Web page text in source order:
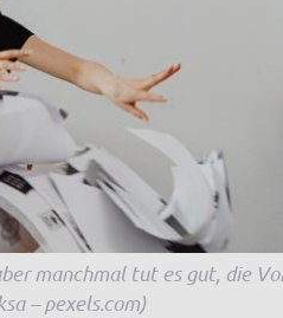
manchmal tut es gut, die
– pexels.com)